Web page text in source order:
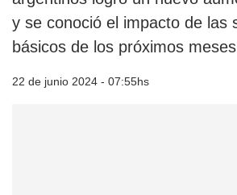
y se conoció el impacto de las
básicos de los próximos meses
22 de junio 2024 - 07:55hs